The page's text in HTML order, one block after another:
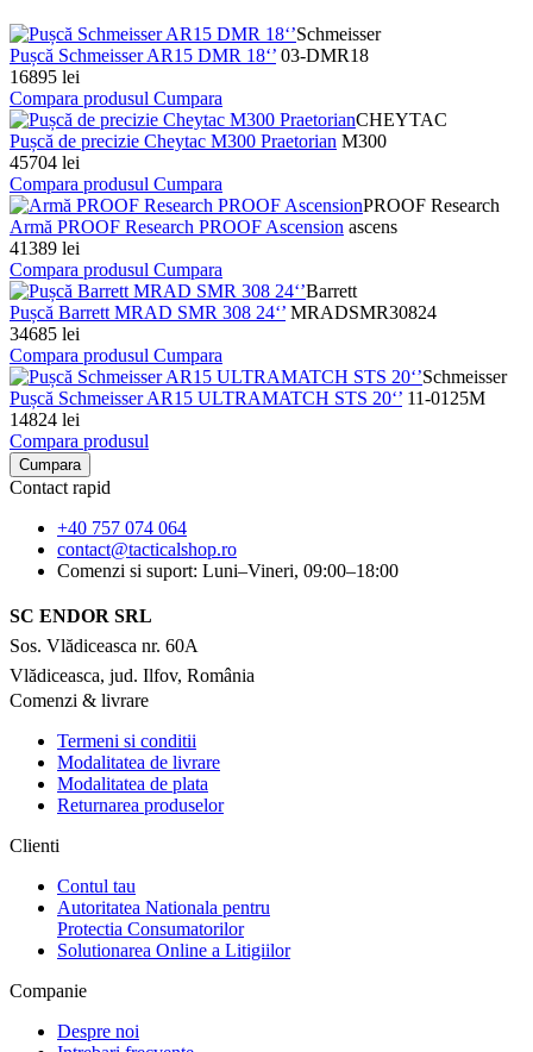
Schmeisser
Pușcă Schmeisser AR15 DMR 18‘’ 03-DMR18
16895 lei
Compara produsul Cumpara
CHEYTAC
Pușcă de precizie Cheytac M300 Praetorian M300
45704 lei
Compara produsul Cumpara
PROOF Research
Armă PROOF Research PROOF Ascension ascens
41389 lei
Compara produsul Cumpara
Barrett
Pușcă Barrett MRAD SMR 308 24‘’ MRADSMR30824
34685 lei
Compara produsul Cumpara
Schmeisser
Pușcă Schmeisser AR15 ULTRAMATCH STS 20‘’ 11-0125M
14824 lei
Compara produsul
Cumpara
Contact rapid
+40 757 074 064
contact@tacticalshop.ro
Comenzi si suport: Luni–Vineri, 09:00–18:00
SC ENDOR SRL
Sos. Vlădiceasca nr. 60A
Vlădiceasca, jud. Ilfov, România
Comenzi & livrare
Termeni si conditii
Modalitatea de livrare
Modalitatea de plata
Returnarea produselor
Clienti
Contul tau
Autoritatea Nationala pentru
Protectia Consumatorilor
Solutionarea Online a Litigiilor
Companie
Despre noi